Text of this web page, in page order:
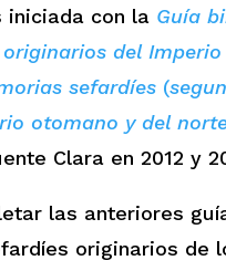
iniciada con la Guía
del Imperio
sefardíes (
otomano y del
Clara en 2012 y
las anteriores
originarios de